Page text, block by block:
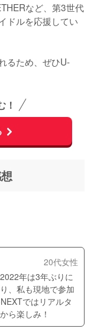
など、第3世代
ドルを応援してい
るため、ぜひU-
！
20代女性
年は3年ぶりに
、私も現地で参加
ではリアルタ
ら楽しみ！